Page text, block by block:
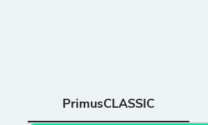
PrimusCLASSIC